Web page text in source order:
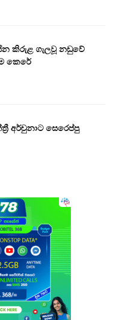
කිරුළ ගැලවූ නඩුවේ
කෙරේ
අර්චුනාට සෙරෙප්පු